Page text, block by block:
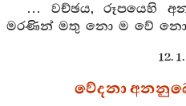
… වච්ඡය, රූපයෙහි
මරණින් මතු නො ම වේ
12.
වේදනා